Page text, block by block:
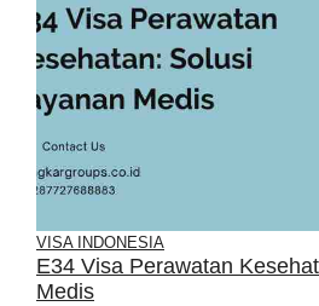
VISA INDONESIA
E34 Visa Perawatan
Medis